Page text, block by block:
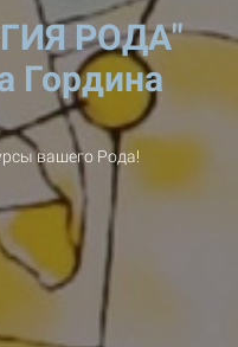
РОДА"
Гордина
вашего Рода!